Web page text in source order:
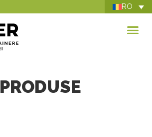
RO
PRODUSE